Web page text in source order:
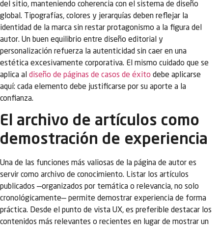
del sitio, manteniendo coherencia con el sistema de diseño
global. Tipografías, colores y jerarquías deben reflejar la
identidad de la marca sin restar protagonismo a la figura del
autor. Un buen equilibrio entre diseño editorial y
personalización refuerza la autenticidad sin caer en una
estética excesivamente corporativa. El mismo cuidado que se
aplica al diseño de páginas de casos de éxito debe aplicarse
aquí: cada elemento debe justificarse por su aporte a la
confianza.
El archivo de artículos como
demostración de experiencia
Una de las funciones más valiosas de la página de autor es
servir como archivo de conocimiento. Listar los artículos
publicados —organizados por temática o relevancia, no solo
cronológicamente— permite demostrar experiencia de forma
práctica. Desde el punto de vista UX, es preferible destacar los
contenidos más relevantes o recientes en lugar de mostrar un